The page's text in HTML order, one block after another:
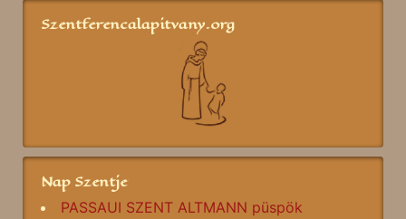
Szentferencalapitvany.org
Nap Szentje
PASSAUI SZENT ALTMANN püspök